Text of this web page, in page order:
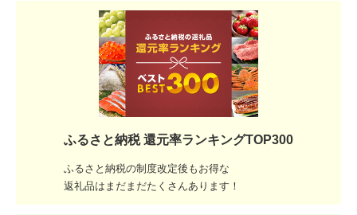
ふるさと納税 還元率ランキングTOP300
ふるさと納税の制度改定後もお得な
返礼品はまだまだたくさんあります！